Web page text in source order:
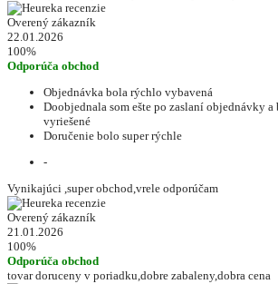
Overený zákazník
22.01.2026
100%
Odporúča obchod
Objednávka bola rýchlo vybavená
Doobjednala som ešte po zaslaní objednávky a
vyriešené
Doručenie bolo super rýchle
-
Vynikajúci ,super obchod,vrele odporúčam
Overený zákazník
21.01.2026
100%
Odporúča obchod
tovar doruceny v poriadku,dobre zabaleny,dobra cena